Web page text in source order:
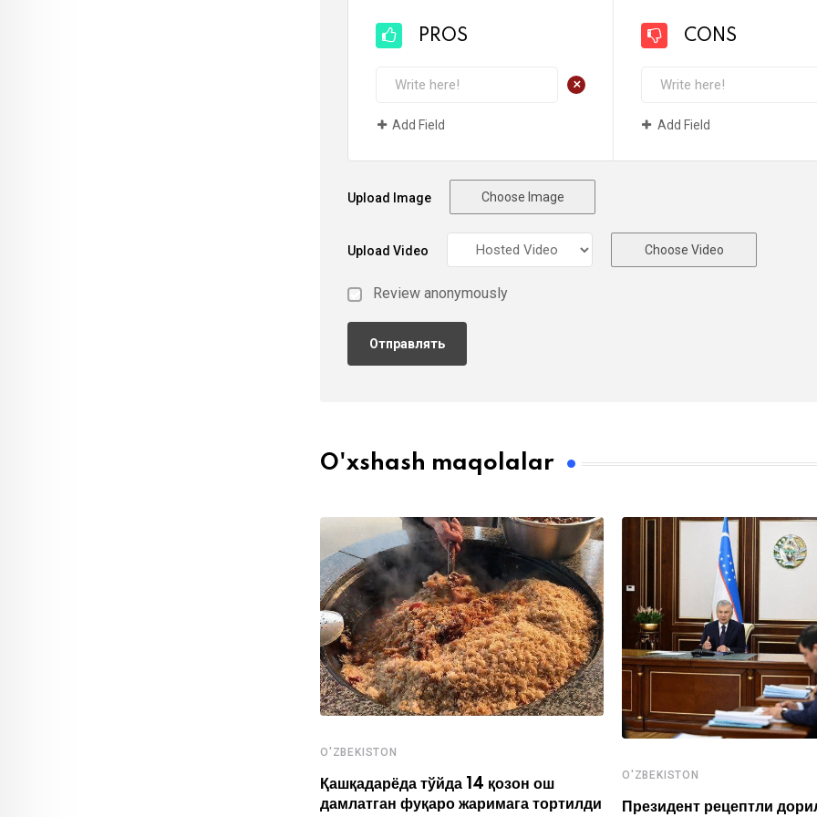
PROS
+
Add Field
CONS
Add Field
Upload Image Choose Image
Upload Video Choose Video
Review anonymously
O'xshash maqolalar
O'ZBEKISTON
Қашқадарёда тўйда 14 қозон ош
дамлатган фуқаро жаримага тортилди
O'ZBEKISTON
Президент рецептли